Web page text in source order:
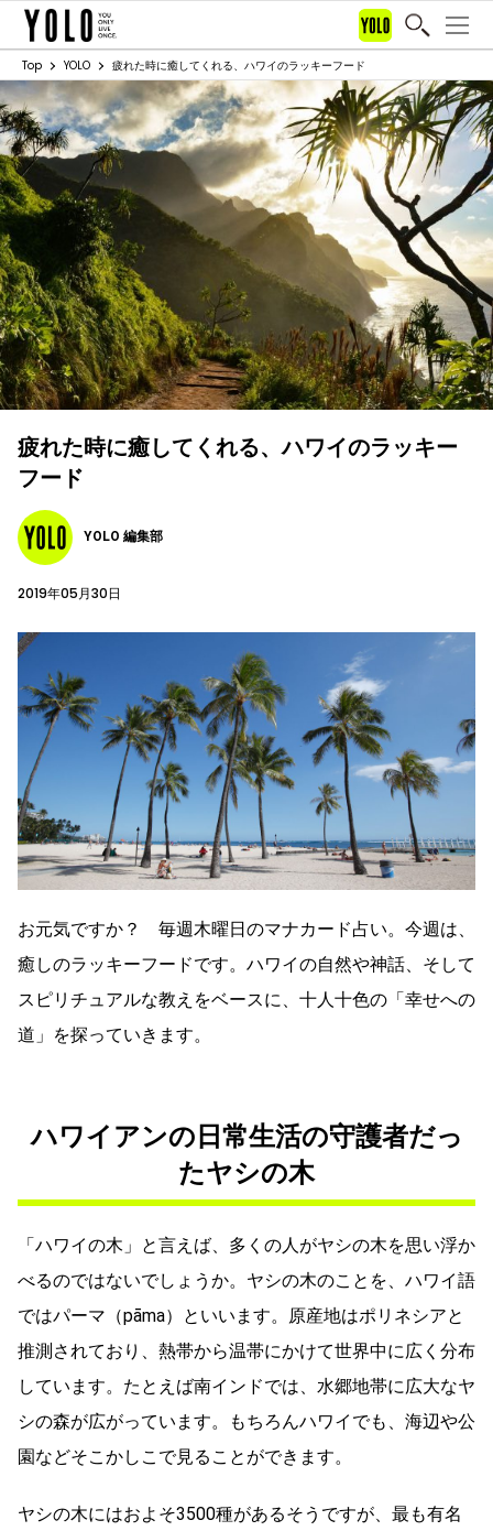
Top YOLO 疲れた時に癒してくれる、ハワイのラッキーフード
疲れた時に癒してくれる、ハワイのラッキー
フード
YOLO 編集部
2019年05月30日
お元気ですか？ 毎週木曜日のマナカード占い。今週は、
癒しのラッキーフードです。ハワイの自然や神話、そして
スピリチュアルな教えをベースに、十人十色の「幸せへの
道」を探っていきます。
ハワイアンの日常生活の守護者だっ
たヤシの木
「ハワイの木」と言えば、多くの人がヤシの木を思い浮か
べるのではないでしょうか。ヤシの木のことを、ハワイ語
ではパーマ（pāma）といいます。原産地はポリネシアと
推測されており、熱帯から温帯にかけて世界中に広く分布
しています。たとえば南インドでは、水郷地帯に広大なヤ
シの森が広がっています。もちろんハワイでも、海辺や公
園などそこかしこで見ることができます。
ヤシの木にはおよそ3500種があるそうですが、最も有名